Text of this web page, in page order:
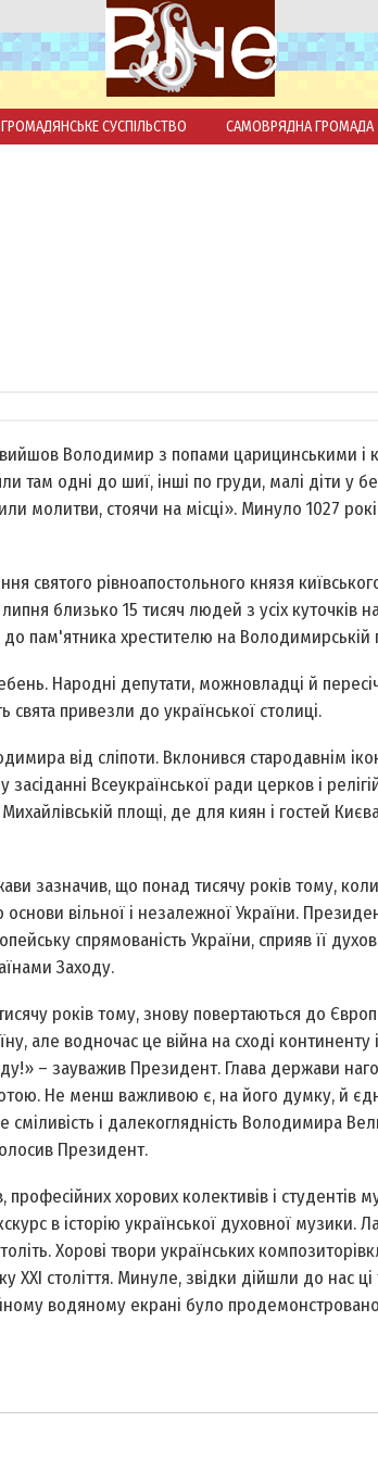
ГРОМАДЯНСЬКЕ СУСПІЛЬСТВО САМОВРЯДНА ГРОМАДА
вийшов Володимир з попами царицинськими і
там одні до шиї, інші по груди, малі діти у
молитви, стоячи на місці». Минуло 1027
святого рівноапостольного князя
близько 15 тисяч людей з усіх куточків
пам'ятника хрестителю на Володимирській
Народні депутати, можновладці й
свята привезли до української столиці.
від сліпоти. Вклонився стародавнім
Все­української ради церков і
площі, де для киян і гостей
зазначив, що понад тисячу років тому,
вільної і незалежної України.
спрямованість України, сприяв її
Заходу.
років тому, знову повертаються до
але водночас це війна на сході континенту
– зауважив Президент. Глава держави
Не менш важливою є, на його думку, й
і далекоглядність Володимира
Президент.
хорових колективів і студентів
в історію української духовної музики.
Хорові твори українських
XXI століття. Минуле, звідки дійшли до нас ці
водяному екрані було